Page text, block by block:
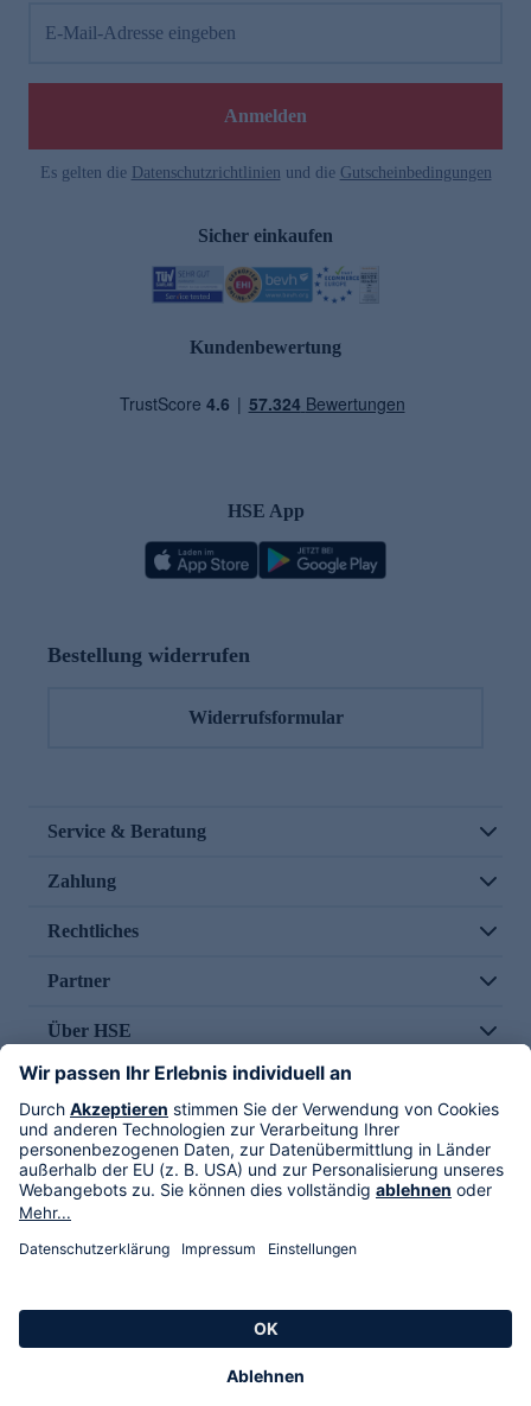
E-Mail-Adresse eingeben
Anmelden
Es gelten die Datenschutzrichtlinien und die Gutscheinbedingungen
Sicher einkaufen
Kundenbewertung
HSE App
Bestellung widerrufen
Widerrufsformular
Service & Beratung
Zahlung
Rechtliches
Partner
Über HSE
Im TV
HSE International